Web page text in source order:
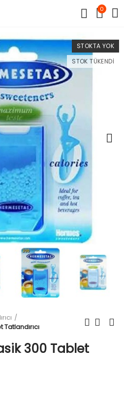
0
STOKTA YOK
STOK TÜKENDI
300 Tablet